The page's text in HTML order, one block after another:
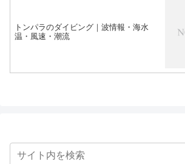
トンパラのダイビング｜波情報・海水
温・風速・潮流